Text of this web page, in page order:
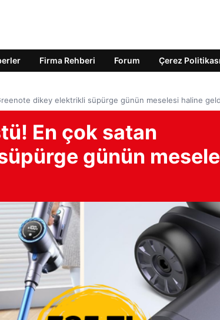
Firma Rehberi Forum Çerez
dikey elektrikli süpürge günün meselesi haline
En çok satan
günün